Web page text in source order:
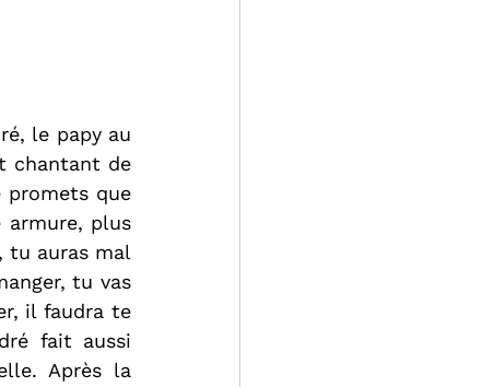
le papy au
chantant de
promets que
armure, plus
tu auras mal
tu vas
il faudra te
fait aussi
Après la